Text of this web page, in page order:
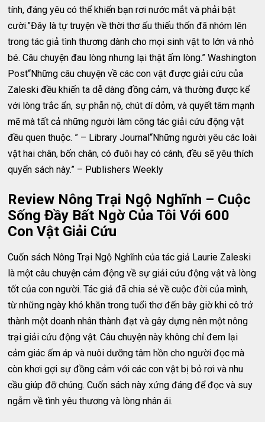
tính, đáng yêu có thể khiến bạn rơi nước mắt và phải bật
cười.”Đây là tự truyện về thời thơ ấu thiếu thốn đã nhóm lên
trong tác giả tình thương dành cho mọi sinh vật to lớn và nhỏ
bé. Câu chuyện đau lòng nhưng lại thật ấm lòng.” Washington
Post“Những câu chuyện về các con vật được giải cứu của
Zaleski đều khiến ta dễ dàng đồng cảm, và thường được kể
với lòng trắc ẩn, sự phẫn nộ, chút dí dỏm, và quyết tâm mạnh
mẽ mà tất cả những người làm công tác giải cứu động vật
đều quen thuộc. ” – Library Journal“Những người yêu các loài
vật hai chân, bốn chân, có đuôi hay có cánh, đều sẽ yêu thích
quyển sách này.” – Publishers Weekly
Review Nông Trại Ngộ Nghĩnh – Cuộc
Sống Đầy Bất Ngờ Của Tôi Với 600
Con Vật Giải Cứu
Cuốn sách Nông Trại Ngộ Nghĩnh của tác giả Laurie Zaleski
là một câu chuyện cảm động về sự giải cứu động vật và lòng
tốt của con người. Tác giả đã chia sẻ về cuộc đời của mình,
từ những ngày khó khăn trong tuổi thơ đến bây giờ khi cô trở
thành một doanh nhân thành đạt và gây dựng nên một nông
trại giải cứu động vật. Câu chuyện này không chỉ đem lại
cảm giác ấm áp và nuôi dưỡng tâm hồn cho người đọc mà
còn khơi gợi sự đồng cảm với các con vật bị bỏ rơi và nhu
cầu giúp đỡ chúng. Cuốn sách này xứng đáng để đọc và suy
ngẫm về tình yêu thương và lòng nhân ái.